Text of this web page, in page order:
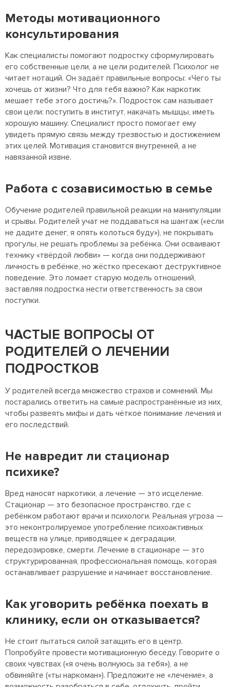
Методы мотивационного
консультирования
Как специалисты помогают подростку сформулировать
его собственные цели, а не цели родителей. Психолог не
читает нотаций. Он задаёт правильные вопросы: «Чего ты
хочешь от жизни? Что для тебя важно? Как наркотик
мешает тебе этого достичь?». Подросток сам называет
свои цели: поступить в институт, накачать мышцы, иметь
хорошую машину. Специалист просто помогает ему
увидеть прямую связь между трезвостью и достижением
этих целей. Мотивация становится внутренней, а не
навязанной извне.
Работа с созависимостью в семье
Обучение родителей правильной реакции на манипуляции
и срывы. Родителей учат не поддаваться на шантаж («если
не дадите денег, я опять колоться буду»), не покрывать
прогулы, не решать проблемы за ребёнка. Они осваивают
технику «твёрдой любви» — когда они поддерживают
личность в ребёнке, но жёстко пресекают деструктивное
поведение. Это ломает старую модель отношений,
заставляя подростка нести ответственность за свои
поступки.
ЧАСТЫЕ ВОПРОСЫ ОТ
РОДИТЕЛЕЙ О ЛЕЧЕНИИ
ПОДРОСТКОВ
У родителей всегда множество страхов и сомнений. Мы
постарались ответить на самые распространённые из них,
чтобы развеять мифы и дать чёткое понимание лечения и
его последствий.
Не навредит ли стационар
психике?
Вред наносят наркотики, а лечение — это исцеление.
Стационар — это безопасное пространство, где с
ребёнком работают врачи и психологи. Реальная угроза —
это неконтролируемое употребление психоактивных
веществ на улице, приводящее к деградации,
передозировке, смерти. Лечение в стационаре — это
структурированная, профессиональная помощь, которая
останавливает разрушение и начинает восстановление.
Как уговорить ребёнка поехать в
клинику, если он отказывается?
Не стоит пытаться силой затащить его в центр.
Попробуйте провести мотивационную беседу. Говорите о
своих чувствах («я очень волнуюсь за тебя»), а не
обвиняйте («ты наркоман»). Предложите не «лечение», а